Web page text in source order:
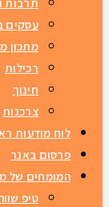
עסקים
מתכון
רכילות
חינוך
צרכנות
לוח מודעות
פרסום באנר
המומחים של
טיפ